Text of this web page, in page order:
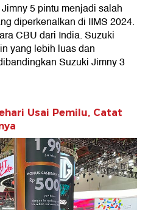
5 pintu menjadi salah
diperkenalkan di IIMS 2024.
CBU dari India. Suzuki
yang lebih luas dan
Suzuki Jimny 3
Usai Pemilu, Catat